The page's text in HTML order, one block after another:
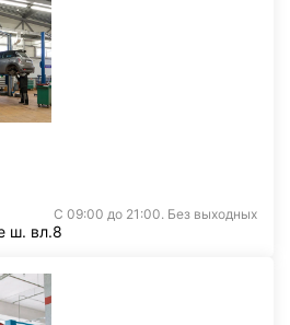
С 09:00 до 21:00. Без выходных
ш. вл.8